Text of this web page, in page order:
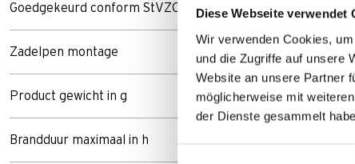
Diese Webseite verwendet
Wir verwenden Cookies,
und die Zugriffe auf unsere
Website an unsere Partner
möglicherweise mit
der Dienste gesammelt
Goedgekeurd conform StVZO
Zadelpen montage
Product gewicht in g
Brandduur maximaal in h